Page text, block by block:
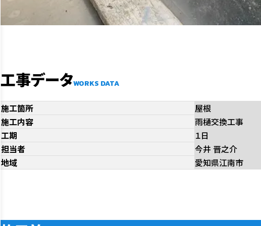
床・フローリング 雨樋
工事データWORKS DATA
施工箇所
屋根
施工内容
雨樋交換工事
工期
１日
担当者
今井 晋之介
地域
愛知県江南市